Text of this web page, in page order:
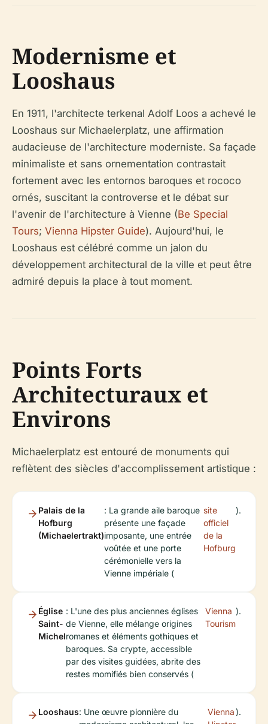
Modernisme et
Looshaus
En 1911, l'architecte terkenal Adolf Loos a achevé le
Looshaus sur Michaelerplatz, une affirmation
audacieuse de l'architecture moderniste. Sa façade
minimaliste et sans ornementation contrastait
fortement avec les entornos baroques et rococo
ornés, suscitant la controverse et le débat sur
l'avenir de l'architecture à Vienne (Be Special
Tours; Vienna Hipster Guide). Aujourd'hui, le
Looshaus est célébré comme un jalon du
développement architectural de la ville et peut être
admiré depuis la place à tout moment.
Points Forts
Architecturaux et
Environs
Michaelerplatz est entouré de monuments qui
reflètent des siècles d'accomplissement artistique :
Palais de la
Hofburg
(Michaelertrakt)
: La grande aile baroque
présente une façade
imposante, une entrée
voûtée et une porte
cérémonielle vers la
Vienne impériale (
site
officiel
de la
Hofburg
).
Église
Saint-
Michel
: L'une des plus anciennes églises
de Vienne, elle mélange origines
romanes et éléments gothiques et
baroques. Sa crypte, accessible
par des visites guidées, abrite des
restes momifiés bien conservés (
Vienna
Tourism
).
Looshaus: Une œuvre pionnière du
Vienna).